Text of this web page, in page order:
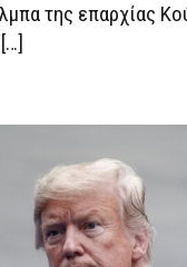
ΤΩΝ
της επαρχίας